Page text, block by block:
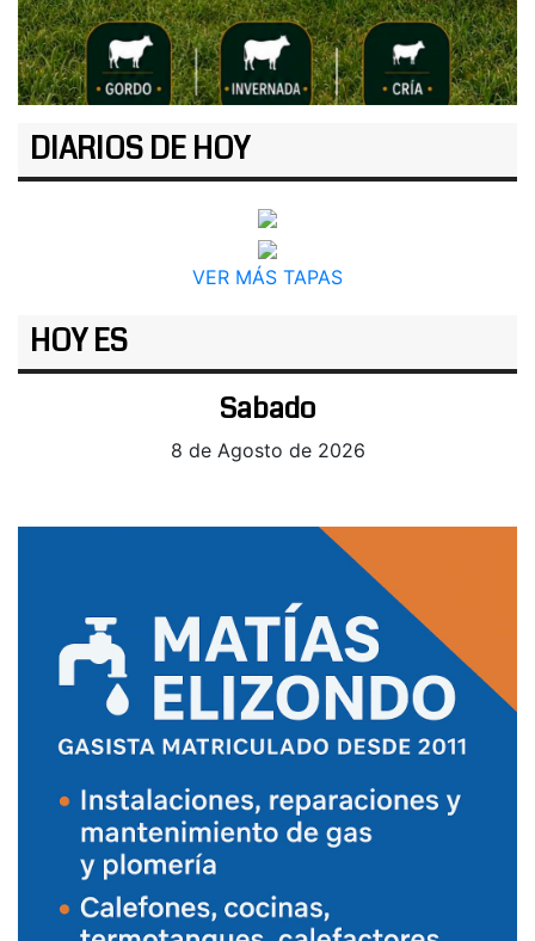
DIARIOS DE HOY
VER MÁS TAPAS
HOY ES
Sabado
8 de Agosto de 2026